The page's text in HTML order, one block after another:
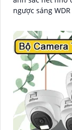
ngược sáng
chiếu sáng kép
cùng tính năng
quả ngày đêm